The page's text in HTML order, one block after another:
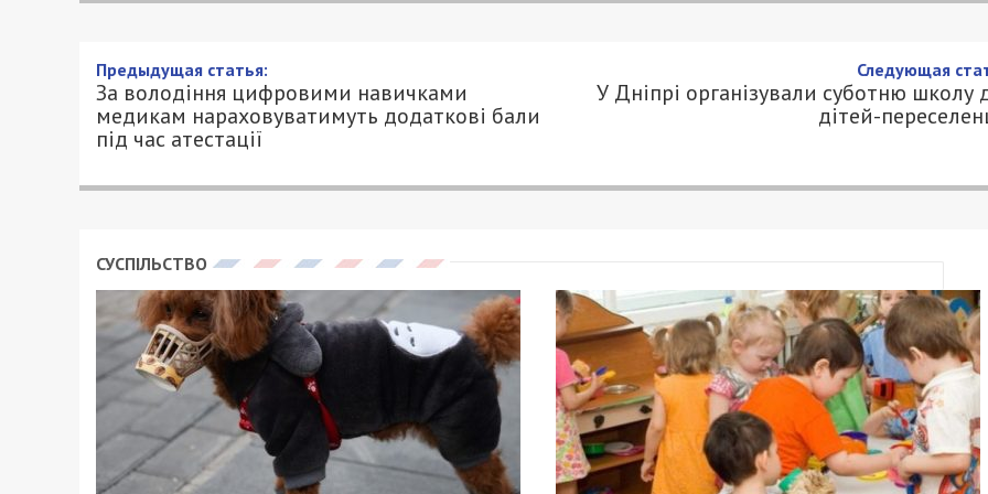
За володіння цифровими навичками медикам
нараховуватимуть додаткові бали під час атестації
3/10/2022 - 13:50
ПЕТРО ЩУКІН - СПЕЦИАЛЬНО ДЛЯ 49000.COM.UA
Для стимулювання розвитку цифрової компетентності медичних працівників МОЗ
додаткових балів під час атестації за підвищення рівня володіння цифровими
компетенціями медичними працівниками. Про це
здоров’я України.
Лікарі, які здійснюють професійну діяльність, зобов’язані щороку проходити
комісію і за результатами проходження підтверджувати щонайменше 50 балів.
Раніше за освітні заходи, зокрема, з питань цифрових навичок, які не стосуються
відповідної лікарської спеціальності, але є частиною кваліфікаційних вимог,
нараховувалося максимум 8 балів. Тепер вагомий вплив на результат атестації має не